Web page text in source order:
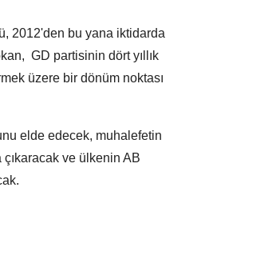
2012'den bu yana iktidarda
GD partisinin dört yıllık
üzere bir dönüm noktası
elde edecek, muhalefetin
çıkaracak ve ülkenin AB